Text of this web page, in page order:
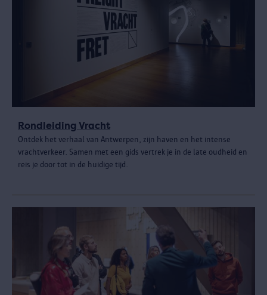
Rondleiding Vracht
Ontdek het verhaal van Antwerpen, zijn haven en het intense
vrachtverkeer. Samen met een gids vertrek je in de late oudheid en
reis je door tot in de huidige tijd.